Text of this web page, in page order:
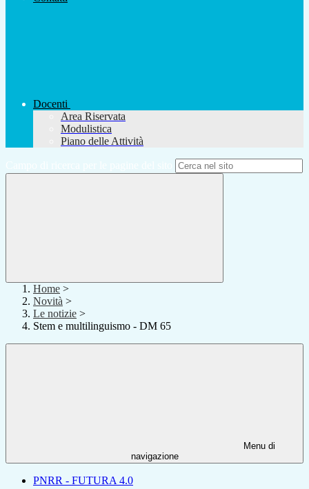
Docenti
Area Riservata
Modulistica
Piano delle Attività
Home >
Novità >
Le notizie >
Stem e multilinguismo - DM 65
Menu di
navigazione
PNRR - FUTURA 4.0